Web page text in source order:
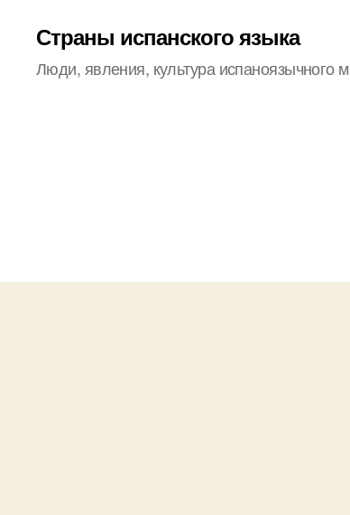
Страны испанского языка
Люди, явления, культура испаноязычного